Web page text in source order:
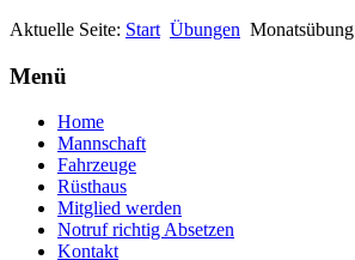
Aktuelle Seite: Start Übungen Monatsübung
Menü
Home
Mannschaft
Fahrzeuge
Rüsthaus
Mitglied werden
Notruf richtig Absetzen
Kontakt